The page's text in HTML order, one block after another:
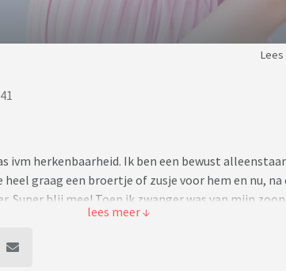
ivm herkenbaarheid. Ik ben een bewust
heel graag een broertje of zusje voor hem en nu, na
Super blij mee! Toen ik zwanger was van mijn
vriendin. En zij weet ook dat ik nu graag een 2e
weken daarna gaan gezamenlijke vrienden